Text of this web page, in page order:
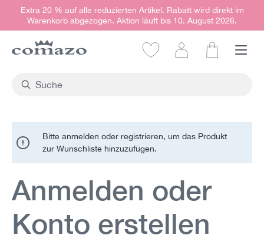
springen
Extra 20 % auf alle reduzierten Artikel. Rabatt wird direkt im
Warenkorb abgezogen. Aktion läuft bis 10. August 2026.
Bitte anmelden oder registrieren, um das Produkt
zur Wunschliste hinzuzufügen.
Anmelden oder
Konto erstellen